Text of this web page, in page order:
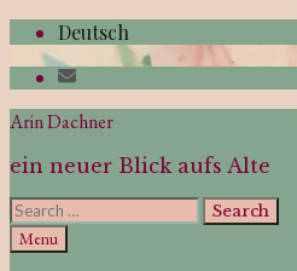
Skip
to
content
Deutsch
Arin Dachner
ein neuer Blick aufs Alte
Search
for:
Search
Menu